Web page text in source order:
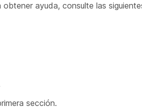
ayuda, consulte las
sección.